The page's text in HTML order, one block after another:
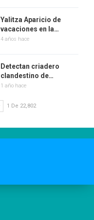
Yalitza Aparicio de
vacaciones en la…
4 años hace
Detectan criadero
clandestino de…
1 año hace
1 De 22,802